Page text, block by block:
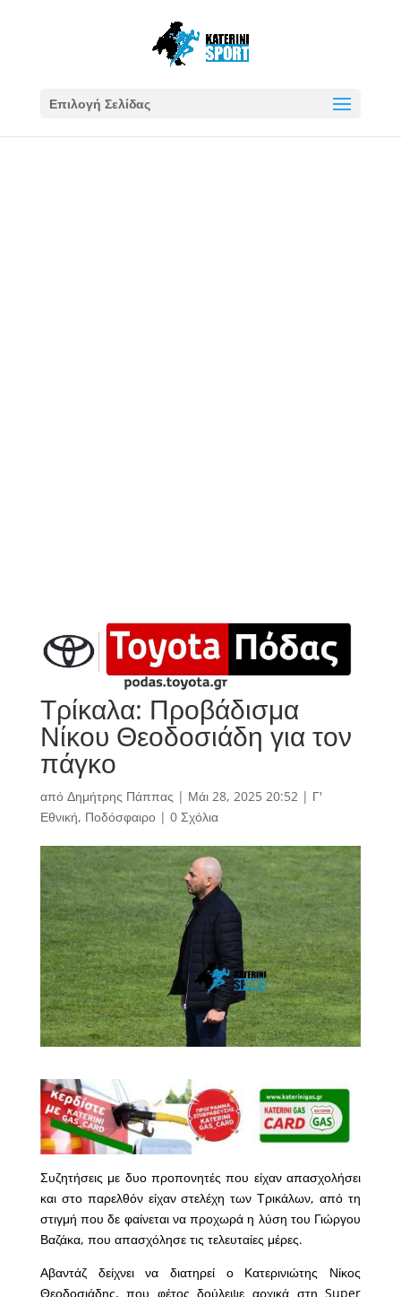
Επιλογή Σελίδας
Τρίκαλα: Προβάδισμα
Νίκου Θεοδοσιάδη για τον
πάγκο
από Δημήτρης Πάππας | Μάι 28, 2025 20:52| Γ'
Εθνική, Ποδόσφαιρο| 0 Σχόλια
Συζητήσεις με δυο προπονητές που είχαν απασχολήσει
και στο παρελθόν είχαν στελέχη των Τρικάλων, από τη
στιγμή που δε φαίνεται να προχωρά η λύση του Γιώργου
Βαζάκα, που απασχόλησε τις τελευταίες μέρες.
Αβαντάζ δείχνει να διατηρεί ο Κατερινιώτης Νίκος
Θεοδοσιάδης, που φέτος δούλεψε αρχικά στη Super